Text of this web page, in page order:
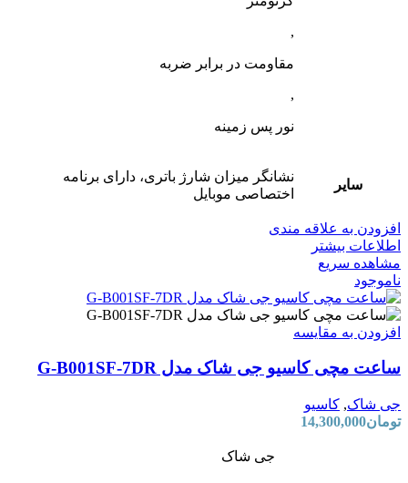
,
مقاومت در برابر ضربه
,
نور پس زمینه
سایر
نشانگر میزان شارژ باتری، دارای برنامه
اختصاصی موبایل
افزودن به علاقه مندی
اطلاعات بیشتر
مشاهده سریع
ناموجود
افزودن به مقایسه
ساعت مچی کاسیو جی شاک مدل G-B001SF-7DR
جی شاک, کاسیو
تومان14,300,000
جی شاک